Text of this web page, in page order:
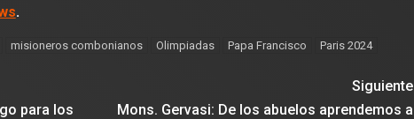
.
misioneros combonianos Olimpiadas Papa Francisco Paris 2024
para los
Siguiente
Mons. Gervasi: De los abuelos aprendemos a